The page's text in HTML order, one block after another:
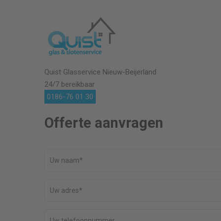
Quist Glasservice Nieuw-Beijerland
24/7 bereikbaar
0186-76 01 30
Offerte aanvragen